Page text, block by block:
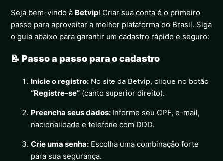
Seja bem-vindo à Betvip! Criar sua conta é o primeiro
passo para aproveitar a melhor plataforma do Brasil. Siga
o guia abaixo para garantir um cadastro rápido e seguro:
📝 Passo a passo para o cadastro
Inicie o registro: No site da Betvip, clique no botão
“Registre-se” (canto superior direito).
Preencha seus dados: Informe seu CPF, e-mail,
nacionalidade e telefone com DDD.
Crie uma senha: Escolha uma combinação forte
para sua segurança.